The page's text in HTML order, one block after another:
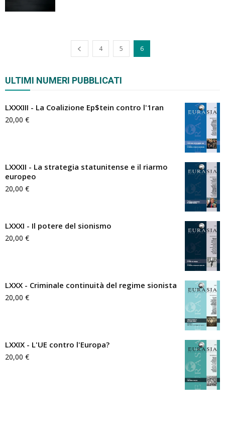
4 5 6
ULTIMI NUMERI PUBBLICATI
LXXXIII - La Coalizione Ep$tein contro l'1ran
20,00 €
LXXXII - La strategia statunitense e il riarmo
europeo
20,00 €
LXXXI - Il potere del sionismo
20,00 €
LXXX - Criminale continuità del regime sionista
20,00 €
LXXIX - L'UE contro l'Europa?
20,00 €